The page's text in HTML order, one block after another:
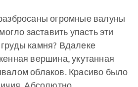
огромные валуны
заставить упасть эти
камня? Вдалеке
вершина, укутанная
облаков. Красиво было